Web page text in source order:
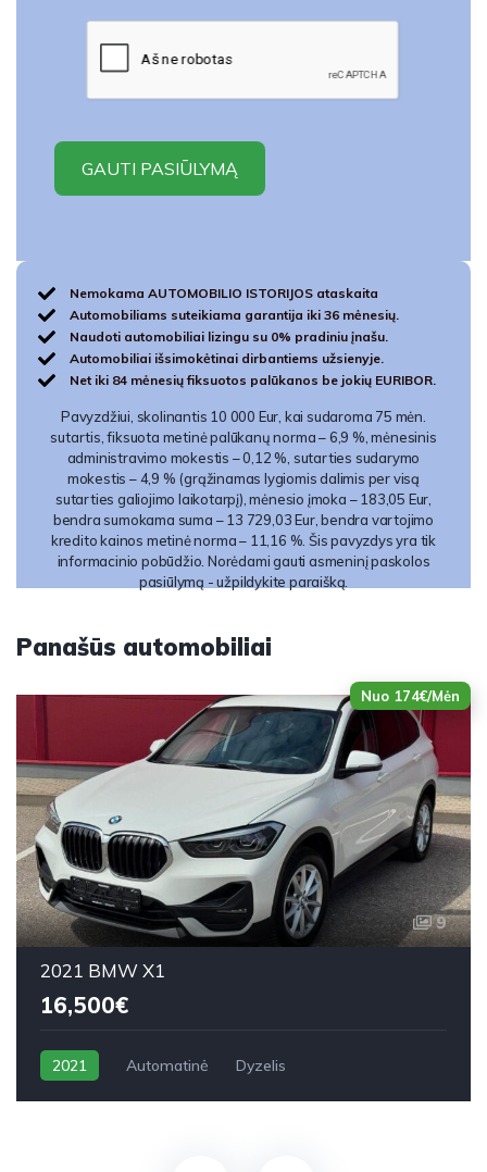
Nemokama AUTOMOBILIO ISTORIJOS ataskaita
Automobiliams suteikiama garantija iki 36 mėnesių.
Naudoti automobiliai lizingu su 0% pradiniu įnašu.
Automobiliai išsimokėtinai dirbantiems užsienyje.
Net iki 84 mėnesių fiksuotos palūkanos be jokių EURIBOR.
Pavyzdžiui, skolinantis 10 000 Eur, kai sudaroma 75 mėn.
sutartis, fiksuota metinė palūkanų norma – 6,9 %, mėnesinis
administravimo mokestis – 0,12 %, sutarties sudarymo
mokestis – 4,9 % (grąžinamas lygiomis dalimis per visą
sutarties galiojimo laikotarpį), mėnesio įmoka – 183,05 Eur,
bendra sumokama suma – 13 729,03 Eur, bendra vartojimo
kredito kainos metinė norma – 11,16 %. Šis pavyzdys yra tik
informacinio pobūdžio. Norėdami gauti asmeninį paskolos
pasiūlymą - užpildykite paraišką.
Panašūs automobiliai
Nuo 174€/Mėn
9
2021 BMW X1
16,500€
2021 Automatinė Dyzelis